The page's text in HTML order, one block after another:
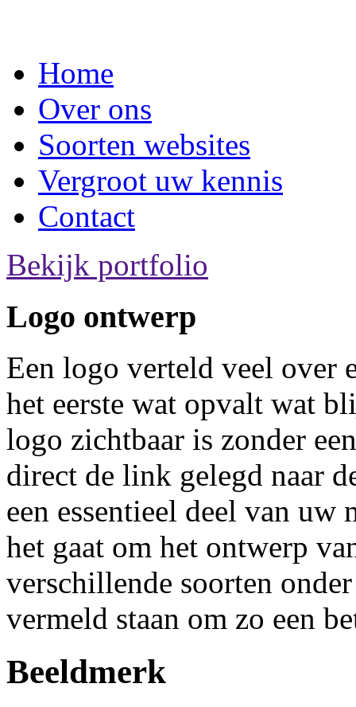
Home
Over ons
Soorten websites
Vergroot uw kennis
Contact
Bekijk portfolio
Logo ontwerp
Een logo verteld veel over
het eerste wat opvalt wat
logo zichtbaar is zonder
direct de link gelegd naar
een essentieel deel van uw
het gaat om het ontwerp
verschillende soorten
vermeld staan om zo een
Beeldmerk